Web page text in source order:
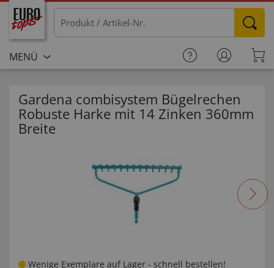
MENÜ
Gardena combisystem Bügelrechen
Robuste Harke mit 14 Zinken 360mm
Breite
Wenige Exemplare auf Lager - schnell bestellen!